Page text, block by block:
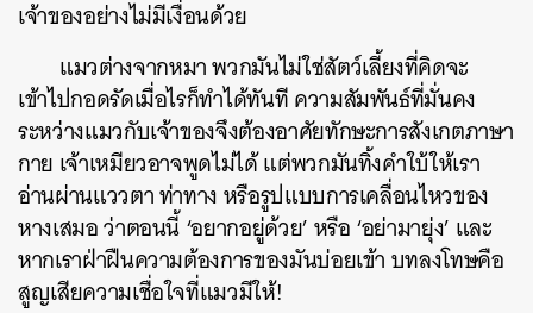
เจ้าของอย่างไม่มีเงื่อนด้วย
แมวต่างจากหมา พวกมันไม่ใช่สัตว์เลี้ยงที่คิดจะ
เข้าไปกอดรัดเมื่อไรก็ทำได้ทันที ความสัมพันธ์ที่มั่นคง
ระหว่างแมวกับเจ้าของจึงต้องอาศัยทักษะการสังเกตภาษา
กาย เจ้าเหมียวอาจพูดไม่ได้ แต่พวกมันทิ้งคำใบ้ให้เรา
อ่านผ่านแววตา ท่าทาง หรือรูปแบบการเคลื่อนไหวของ
หางเสมอ ว่าตอนนี้ ‘อยากอยู่ด้วย’ หรือ ‘อย่ามายุ่ง’ และ
หากเราฝ่าฝืนความต้องการของมันบ่อยเข้า บทลงโทษคือ
สูญเสียความเชื่อใจที่แมวมีให้!